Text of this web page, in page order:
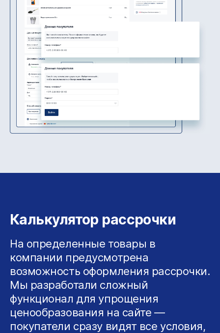
Калькулятор рассрочки
На определенные товары в
компании предусмотрена
возможность оформления рассрочки.
Мы разработали сложный
функционал для упрощения
ценообразования на сайте —
покупатели сразу видят все условия,